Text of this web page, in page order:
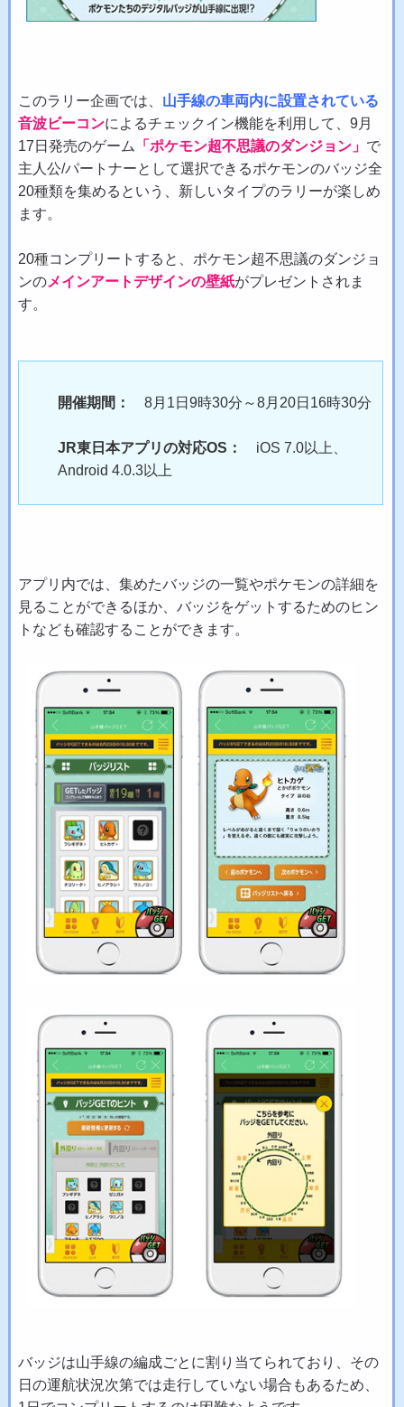
このラリー企画では、 山手線の車両内に設置されている
音波ビーコンによるチェックイン機能を利用して、9月
17日発売のゲーム
「ポケモン超不思議のダンジョン」 で
主人公/パートナーとして選択できるポケモンのバッジ全
20種類を集めるという、新しいタイプのラリーが楽しめ
ます。
20種コンプリートすると、ポケモン超不思議のダンジョ
ンのメインアートデザインの壁紙がプレゼントされま
す。
開催期間： 8月1日9時30分～8月20日16時30分
JR東日本アプリの対応OS： iOS 7.0以上、
Android 4.0.3以上
アプリ内では、集めたバッジの一覧やポケモンの詳細を
見ることができるほか、バッジをゲットするためのヒン
トなども確認することができます。
バッジは山手線の編成ごとに割り当てられており、その
日の運航状況次第では走行していない場合もあるため、